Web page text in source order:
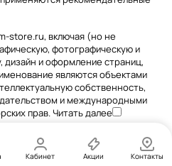
Кабинет Акции Контакты
store.ru, включая (но не
фотографическую и
и оформление страниц,
являются объектами
собственность,
и международными
прав.Читать далее